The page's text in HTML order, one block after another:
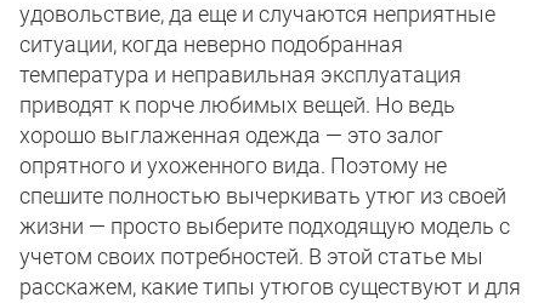
удовольствие, да еще и случаются неприятные
ситуации, когда неверно подобранная
температура и неправильная эксплуатация
приводят к порче любимых вещей. Но ведь
хорошо выглаженная одежда — это залог
опрятного и ухоженного вида. Поэтому не
спешите полностью вычеркивать утюг из своей
жизни — просто выберите подходящую модель с
учетом своих потребностей. В этой статье мы
расскажем, какие типы утюгов существуют и для